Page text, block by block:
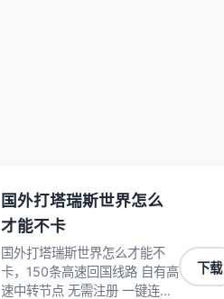
国外打塔瑞斯世界怎么
才能不卡
国外打塔瑞斯世界怎么才能不
卡，150条高速回国线路 自有高
速中转节点 无需注册 一键连接
下载